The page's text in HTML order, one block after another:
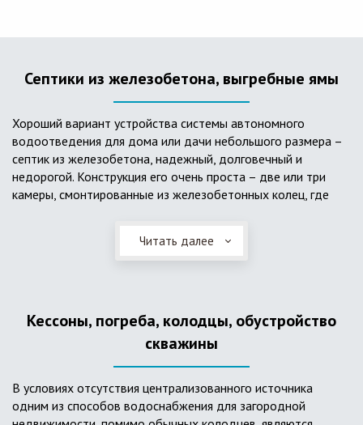
Септики из железобетона, выгребные ямы
Хороший вариант устройства системы автономного
водоотведения для дома или дачи небольшого размера –
септик из железобетона, надежный, долговечный и
недорогой. Конструкция его очень проста – две или три
камеры, смонтированные из железобетонных колец, где
слой дренажа, устроенный из щебня и песка. Для септика
требуется только очищение через определенное время
большую прочность по сравнению с пластиковыми
Читать далее
Кессоны, погреба, колодцы, обустройство
скважины
В условиях отсутствия централизованного источника
одним из способов водоснабжения для загородной